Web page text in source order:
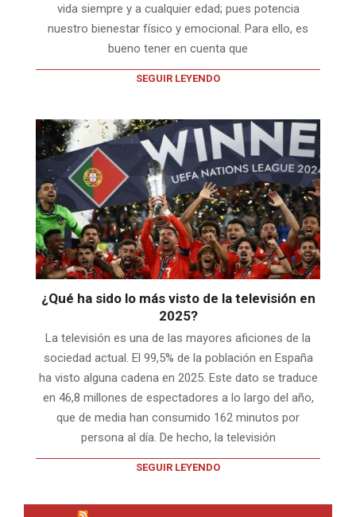
vida siempre y a cualquier edad; pues potencia
nuestro bienestar físico y emocional. Para ello, es
bueno tener en cuenta que
SEGUIR LEYENDO
¿Qué ha sido lo más visto de la televisión en
2025?
La televisión es una de las mayores aficiones de la
sociedad actual. El 99,5% de la población en España
ha visto alguna cadena en 2025. Este dato se traduce
en 46,8 millones de espectadores a lo largo del año,
que de media han consumido 162 minutos por
persona al día. De hecho, la televisión
SEGUIR LEYENDO